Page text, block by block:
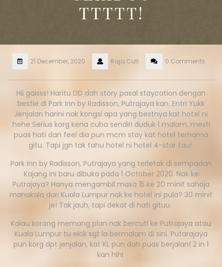
TTTTT!
21 December, 2020 Raja.Cuti 0 Comments
Hii gaisss! Haritu DD dah story pasal staycation dengan
bestie di Park Inn by Radisson, Putrajaya kan. Entri Yukk
Jenjalan harini nak kongsi apa yang bestnya kat hotel ni
hehe Serius korg kena cuba sendiri duduk 1 malam, mesti
puas hati dan feel dia pun mcm stay kat hotel ternama
gitu. Tapi jgn tak tahu hotel ni hotel 4-star tau!
Park Inn by Radisson, Putrajaya yang terletak di sempadan
Kajang ini baru dibuka pada 1 October 2020. Nak ke
Putrajaya? Hanya mengambil masa 15 ke 20 minit sahaja
manakala dari Kuala Lumpur nak ke hotel ini pula? 30 minit
je! Tak jauh, tapi dekat di hati gituu.
Kalau korang memang plan nak bercuti ke Putrajaya atau
Kuala Lumpur tu elok sgt la bermalam di sini. Putarajaya
pun korg dpt jenjalan, kat KL pun dah puas berjalan! 2 in 1
kan hihi